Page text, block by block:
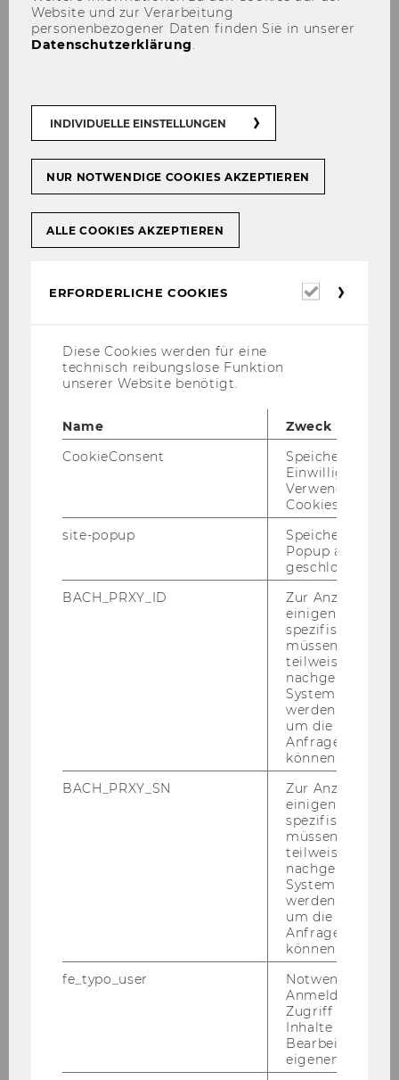
Website und zur Verarbeitung
personenbezogener Daten finden Sie in unserer
Datenschutzerklärung.
INDIVIDUELLE EINSTELLUNGEN
NUR NOTWENDIGE COOKIES AKZEPTIEREN
ALLE COOKIES AKZEPTIEREN
ERFORDERLICHE COOKIES
Diese Cookies werden für eine
technisch reibungslose Funktion
unserer Website benötigt.
Name
Zweck
CookieConsent
Speichert Ihre
Einwilligung zur
Verwendung von
Cookies.
site-popup
Speichert ob ein
Popup
geschlossen
BACH_PRXY_ID
Zur Anzeige von
einigen WU-
spezifischen
müssen
teilweise von
nachgelagerten
System
werden.
um die Antwort
Anfrage
können.
BACH_PRXY_SN
Zur Anzeige von
einigen WU-
spezifischen
müssen
teilweise von
nachgelagerten
System
werden.
um die Antwort
Anfrage
können.
fe_typo_user
Notwendig für
Anmeldung und
Zugriff auf
Inhalte oder zur
Bearbeitung des
eigenen Profils.